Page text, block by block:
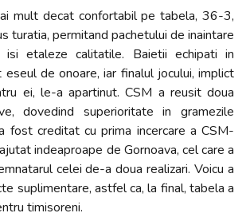
mult decat confortabil pe tabela, 36-3,
turatia, permitand pachetului de inaintare
etaleze calitatile. Baietii echipati in
eseul de onoare, iar finalul jocului, implict
ei, le-a apartinut. CSM a reusit doua
dovedind superioritate in gramezile
fost creditat cu prima incercare a CSM-
indeaproape de Gornoava, cel care a
celei de-a doua realizari. Voicu a
suplimentare, astfel ca, la final, tabela a
timisoreni.